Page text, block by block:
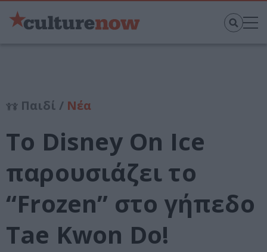
Παιδί / Νέα
To Disney On Ice
παρουσιάζει το
“Frozen” στο γήπεδο
Tae Kwon Do!